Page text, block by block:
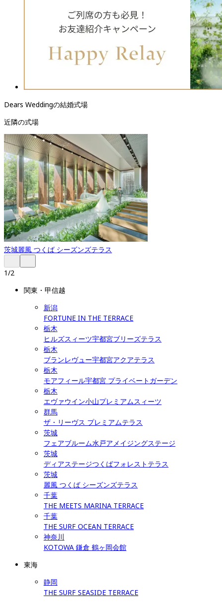
Dears Weddingの結婚式場
近隣の式場
茨城麗風 つくば シーズンズテラス
1/2
関東・甲信越
新潟
FORTUNE IN THE TERRACE
栃木
ヒルズスィーツ宇都宮ブリーズテラス
栃木
ブランレヴュー宇都宮アクアテラス
栃木
モアフィール宇都宮 プライベートガーデン
栃木
エヴァウイン小山プレミアムスィーツ
群馬
ザ・リーヴス プレミアムテラス
茨城
フェアブルーム水戸アメイジングステージ
茨城
ディアステージつくばフォレストテラス
茨城
麗風 つくば シーズンズテラス
千葉
THE MEETS MARINA TERRACE
千葉
THE SURF OCEAN TERRACE
神奈川
KOTOWA 鎌倉 鶴ヶ岡会館
東海
静岡
THE SURF SEASIDE TERRACE